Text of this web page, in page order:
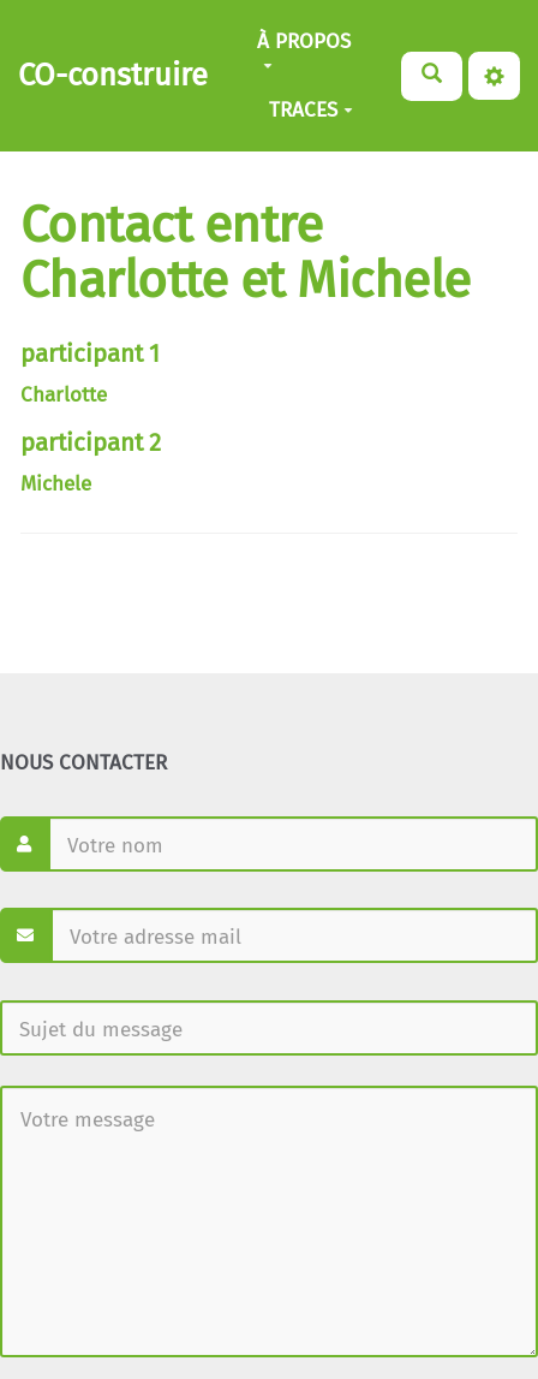
Aller au contenu principal
CO-construire
À PROPOS
TRACES
Contact entre
Charlotte et Michele
participant 1
Charlotte
participant 2
Michele
NOUS CONTACTER